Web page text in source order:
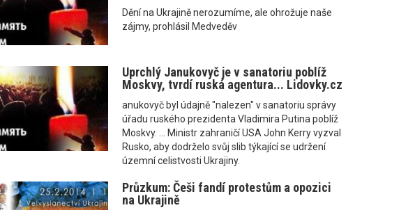
Dění na Ukrajině nerozumíme, ale ohrožuje naše
zájmy, prohlásil Medveděv
Uprchlý Janukovyč je v sanatoriu poblíž
Moskvy, tvrdí ruská agentura... Lidovky.cz
anukovyč byl údajně "nalezen" v sanatoriu správy
úřadu ruského prezidenta Vladimira Putina poblíž
Moskvy. ... Ministr zahraničí USA John Kerry vyzval
Rusko, aby dodrželo svůj slib týkající se udržení
územní celistvosti Ukrajiny.
Průzkum: Češi fandí protestům a opozici
na Ukrajině